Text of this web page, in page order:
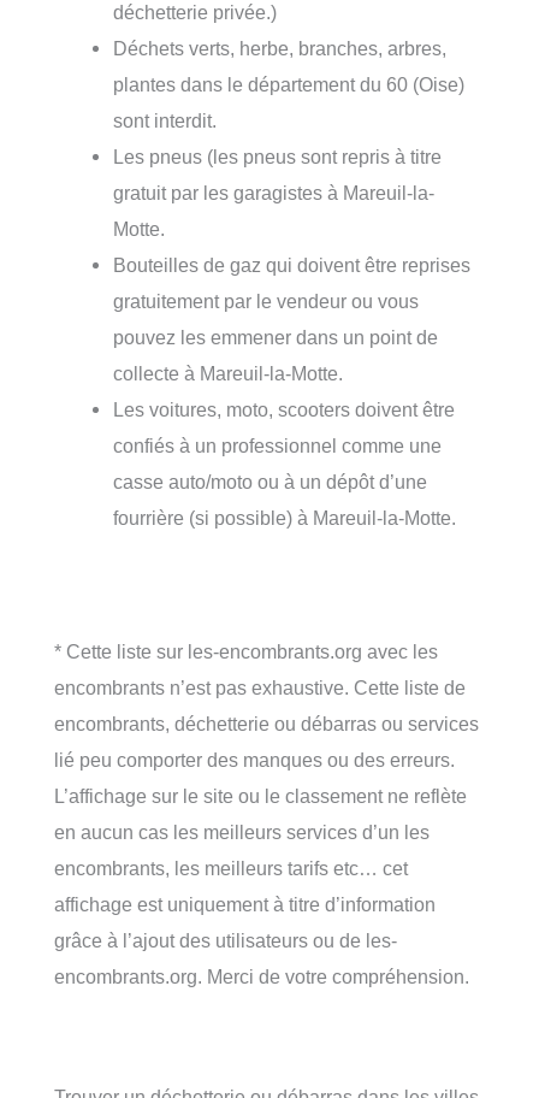
déchetterie privée.)
Déchets verts, herbe, branches, arbres,
plantes dans le département du 60 (Oise)
sont interdit.
Les pneus (les pneus sont repris à titre
gratuit par les garagistes à Mareuil-la-
Motte.
Bouteilles de gaz qui doivent être reprises
gratuitement par le vendeur ou vous
pouvez les emmener dans un point de
collecte à Mareuil-la-Motte.
Les voitures, moto, scooters doivent être
confiés à un professionnel comme une
casse auto/moto ou à un dépôt d’une
fourrière (si possible) à Mareuil-la-Motte.
* Cette liste sur les-encombrants.org avec les
encombrants n’est pas exhaustive. Cette liste de
encombrants, déchetterie ou débarras ou services
lié peu comporter des manques ou des erreurs.
L’affichage sur le site ou le classement ne reflète
en aucun cas les meilleurs services d’un les
encombrants, les meilleurs tarifs etc… cet
affichage est uniquement à titre d’information
grâce à l’ajout des utilisateurs ou de les-
encombrants.org. Merci de votre compréhension.